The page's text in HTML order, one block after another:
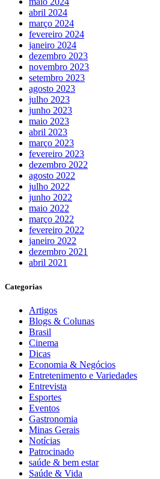
abril 2024
março 2024
fevereiro 2024
janeiro 2024
dezembro 2023
novembro 2023
setembro 2023
agosto 2023
julho 2023
junho 2023
maio 2023
abril 2023
março 2023
fevereiro 2023
dezembro 2022
agosto 2022
julho 2022
junho 2022
maio 2022
março 2022
fevereiro 2022
janeiro 2022
dezembro 2021
abril 2021
Categorias
Artigos
Blogs & Colunas
Brasil
Cinema
Dicas
Economia & Negócios
Entretenimento e Variedades
Entrevista
Esportes
Eventos
Gastronomia
Minas Gerais
Notícias
Patrocinado
saúde & bem estar
Saúde & Vida